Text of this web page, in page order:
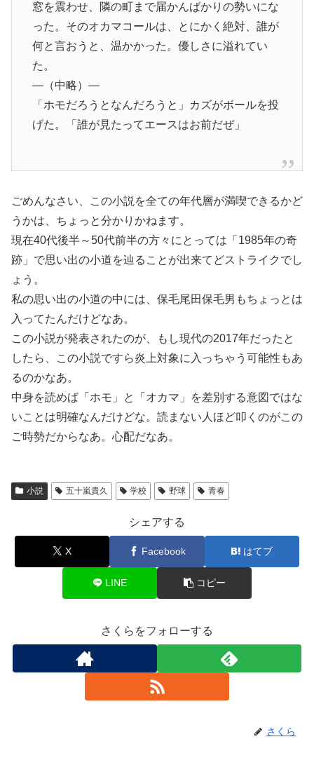
窓を震わせ、隣の町まで届かんばかりの勢いにな
った。そのオカマコールは、とにかく絶対、誰が
何と言おうと、温かかった。優しさに溢れてい
た。
—（中略）—
「ホモだろうとなんだろうと」カズがボールを投
げた。「誰が見たってエースはお前だぜ」
ごめんなさい、この小説を全ての年代層が満喫できるかど
うかは、ちょっと分かりかねます。
現在40代後半～50代前半の方々にとっては「1985年の奇
跡」で思い出の小道を辿ることが出来てどストライクでし
ょう。
私の思い出の小道の中には、保毛尾田保毛男もちょっとは
入ってたんだけどなあ。
この小説が発表されたのが、もし現代の2017年だったと
したら、この小説ですら炎上対象に入っちゃう可能性もあ
るのかなあ。
中身を読めば「ホモ」と「オカマ」を差別する意図ではな
いことは明確なんだけどな。読まない人ほど叩くのがこの
ご時勢だからなあ。心配だなあ。
小説 五十嵐貴久 学校 野球 青春
シェアする
X Facebook はてブ
LINE コピー
さくらをフォローする
さくら